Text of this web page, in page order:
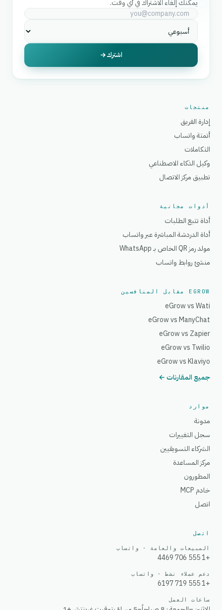
يمكنك إلغاء الاشتراك في أي وقت.
اشترك
منتجات
إدارة الفريق
أتمتة واتساب
التكاملات
وكيل الذكاء الاصطناعي
تطبيق مركز الاتصال
أدوات مجانية
أداة تتبع الطلبات
أداة الدردشة المباشرة عبر واتساب
مولد رمز QR الخاص بـ WhatsApp
منشئ روابط واتساب
EGROW مقابل المنافسين
eGrow vs Wati
eGrow vs ManyChat
eGrow vs Zapier
eGrow vs Twilio
eGrow vs Klaviyo
جميع المقارنات ←
موارد
مدونة
سجل التغييرات
الشركاء التسويقيين
مركز المساعدة
المطورون
خادم MCP
اتصل
اتصل
المبيعات والعامة · واتساب
+1 555 706 4469
دعم عملاء نشط · واتساب
+1 555 719 6197
ساعات العمل